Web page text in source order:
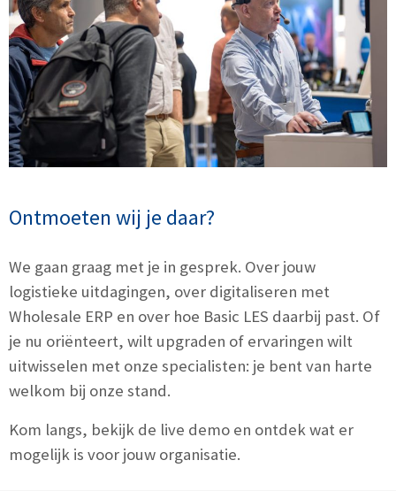
Ontmoeten wij je daar?
We gaan graag met je in gesprek. Over jouw
logistieke uitdagingen, over digitaliseren met
Wholesale ERP en over hoe Basic LES daarbij past. Of
je nu oriënteert, wilt upgraden of ervaringen wilt
uitwisselen met onze specialisten: je bent van harte
welkom bij onze stand.
Kom langs, bekijk de live demo en ontdek wat er
mogelijk is voor jouw organisatie.